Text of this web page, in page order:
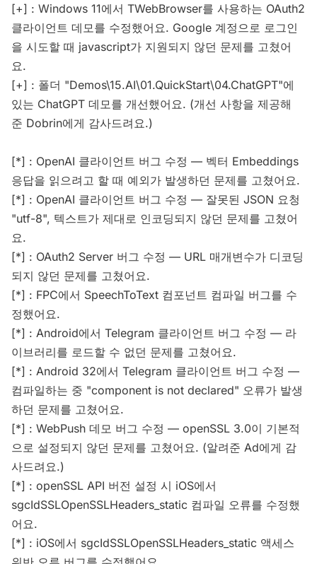
[+] : Windows 11에서 TWebBrowser를 사용하는 OAuth2
클라이언트 데모를 수정했어요. Google 계정으로 로그인
을 시도할 때 javascript가 지원되지 않던 문제를 고쳤어
요.
[+] : 폴더 "Demos\15.AI\01.QuickStart\04.ChatGPT"에
있는 ChatGPT 데모를 개선했어요. (개선 사항을 제공해
준 Dobrin에게 감사드려요.)
[*] : OpenAI 클라이언트 버그 수정 — 벡터 Embeddings
응답을 읽으려고 할 때 예외가 발생하던 문제를 고쳤어요.
[*] : OpenAI 클라이언트 버그 수정 — 잘못된 JSON 요청
"utf-8", 텍스트가 제대로 인코딩되지 않던 문제를 고쳤어
요.
[*] : OAuth2 Server 버그 수정 — URL 매개변수가 디코딩
되지 않던 문제를 고쳤어요.
[*] : FPC에서 SpeechToText 컴포넌트 컴파일 버그를 수
정했어요.
[*] : Android에서 Telegram 클라이언트 버그 수정 — 라
이브러리를 로드할 수 없던 문제를 고쳤어요.
[*] : Android 32에서 Telegram 클라이언트 버그 수정 —
컴파일하는 중 "component is not declared" 오류가 발생
하던 문제를 고쳤어요.
[*] : WebPush 데모 버그 수정 — openSSL 3.0이 기본적
으로 설정되지 않던 문제를 고쳤어요. (알려준 Ad에게 감
사드려요.)
[*] : openSSL API 버전 설정 시 iOS에서
sgcIdSSLOpenSSLHeaders_static 컴파일 오류를 수정했
어요.
[*] : iOS에서 sgcIdSSLOpenSSLHeaders_static 액세스